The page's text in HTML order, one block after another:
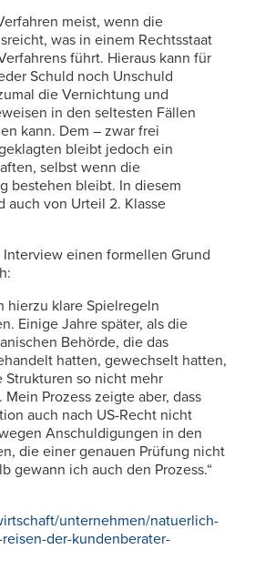
meist, wenn die
was in einem Rechtsstaat
führt. Hieraus kann für
Schuld noch Unschuld
die Vernichtung und
in den seltesten Fällen
kann. Dem – zwar frei
bleibt jedoch ein
selbst wenn die
bestehen bleibt. In diesem
auch von Urteil 2. Klasse
einen formellen Grund
hierzu klare Spielregeln
Einige Jahre später, als die
Behörde, die das
hatten, gewechselt hatten,
Strukturen so nicht mehr
Prozess zeigte aber, dass
auch nach US-Recht nicht
Anschuldigungen in den
die einer genauen Prüfung nicht
gewann ich auch den Prozess.“
unternehmen/natuerlich-
der-kundenberater-